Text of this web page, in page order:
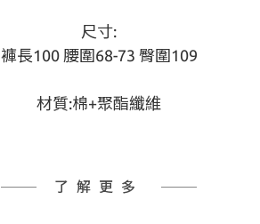
尺寸:
褲長100 腰圍68-73 臀圍109
材質:棉+聚酯纖維
了解更多